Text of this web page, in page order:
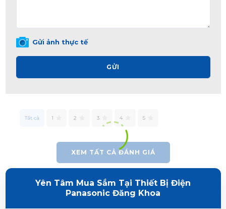
Gửi ảnh thực tế
GỬI
Tất cả 1 2 3 4 5
XEM TẤT CẢ ĐÁNH GIÁ
Yên Tâm Mua Sắm Tại Thiết Bị Điện
Panasonic Đăng Khoa